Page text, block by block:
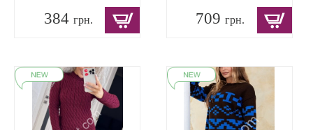
384 грн. 709грн.